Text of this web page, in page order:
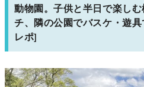
動物園。子供と半日で楽し
チ、隣の公園でバスケ・遊
レポ]